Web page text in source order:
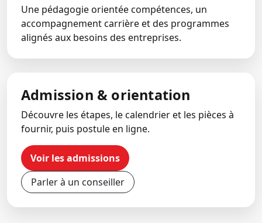
Une pédagogie orientée compétences, un
accompagnement carrière et des programmes
alignés aux besoins des entreprises.
Admission & orientation
Découvre les étapes, le calendrier et les pièces à
fournir, puis postule en ligne.
Voir les admissions
Parler à un conseiller